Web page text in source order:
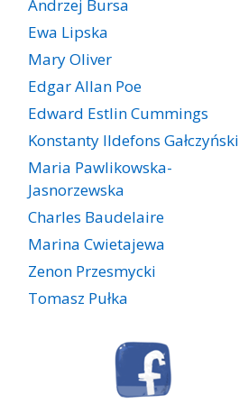
Andrzej Bursa
Ewa Lipska
Mary Oliver
Edgar Allan Poe
Edward Estlin Cummings
Konstanty Ildefons Gałczyński
Maria Pawlikowska-
Jasnorzewska
Charles Baudelaire
Marina Cwietajewa
Zenon Przesmycki
Tomasz Pułka